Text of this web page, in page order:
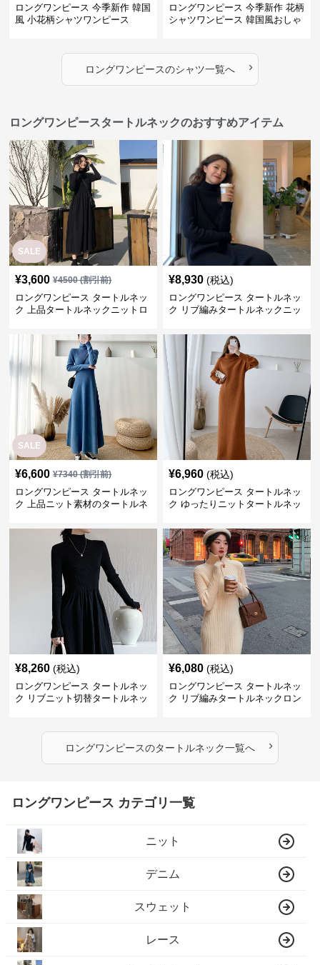
ロングワンピース 今季新作 韓国
風 小花柄シャツワンピース
ロングワンピース 今季新作 花柄
シャツワンピース 韓国風おしゃ
ロングワンピースのシャツ一覧へ ›
ロングワンピースタートルネックのおすすめアイテム
SALE
¥3,600 ¥4500(割引前)
ロングワンピース タートルネッ
ク 上品タートルネックニットロ
¥8,930 (税込)
ロングワンピース タートルネッ
ク リブ編みタートルネックニッ
SALE
¥6,600 ¥7340(割引前)
ロングワンピース タートルネッ
ク 上品ニット素材のタートルネ
¥6,960 (税込)
ロングワンピース タートルネッ
ク ゆったりニットタートルネッ
¥8,260 (税込)
ロングワンピース タートルネッ
ク リブニット切替タートルネッ
¥6,080 (税込)
ロングワンピース タートルネッ
ク リブ編みタートルネックロン
ロングワンピースのタートルネック一覧へ ›
ロングワンピース カテゴリ一覧
ニット
デニム
スウェット
レース